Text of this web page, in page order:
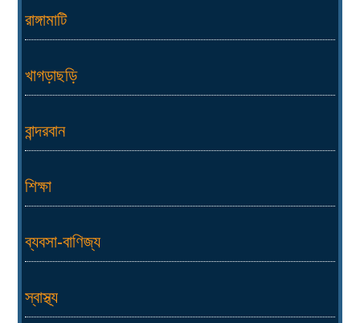
রাঙ্গামাটি
খাগড়াছড়ি
বান্দরবান
শিক্ষা
ব্যবসা-বাণিজ্য
স্বাস্থ্য